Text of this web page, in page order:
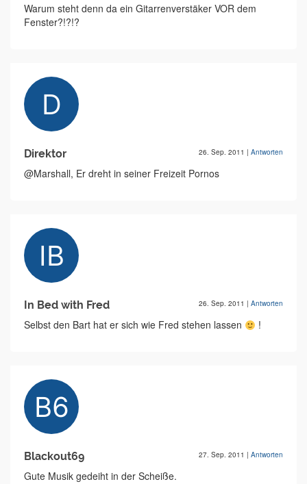
Warum steht denn da ein Gitarrenverstäker VOR dem
Fenster?!?!?
Direktor 26. Sep. 2011 | Antworten
@Marshall, Er dreht in seiner Freizeit Pornos
In Bed with Fred 26. Sep. 2011 | Antworten
Selbst den Bart hat er sich wie Fred stehen lassen !
Blackout69 27. Sep. 2011 | Antworten
Gute Musik gedeiht in der Scheiße.